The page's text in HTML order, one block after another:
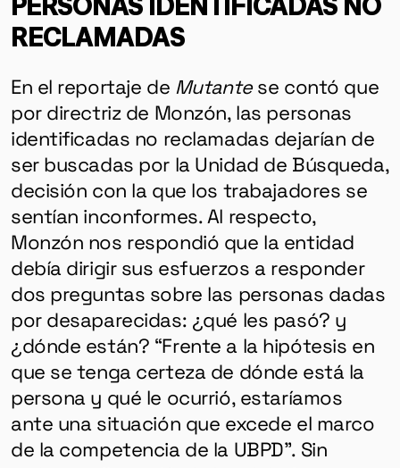
RECLAMADAS
En el reportaje de Mutantese contó que
por directriz de Monzón, las personas
identificadas no reclamadas dejarían de
ser buscadas por la Unidad de Búsqueda,
decisión con la que los trabajadores se
sentían inconformes. Al respecto,
Monzón nos respondió que la entidad
debía dirigir sus esfuerzos a responder
dos preguntas sobre las personas dadas
por desaparecidas: ¿qué les pasó? y
¿dónde están? “Frente a la hipótesis en
que se tenga certeza de dónde está la
persona y qué le ocurrió, estaríamos
ante una situación que excede el marco
de la competencia de la UBPD”. Sin